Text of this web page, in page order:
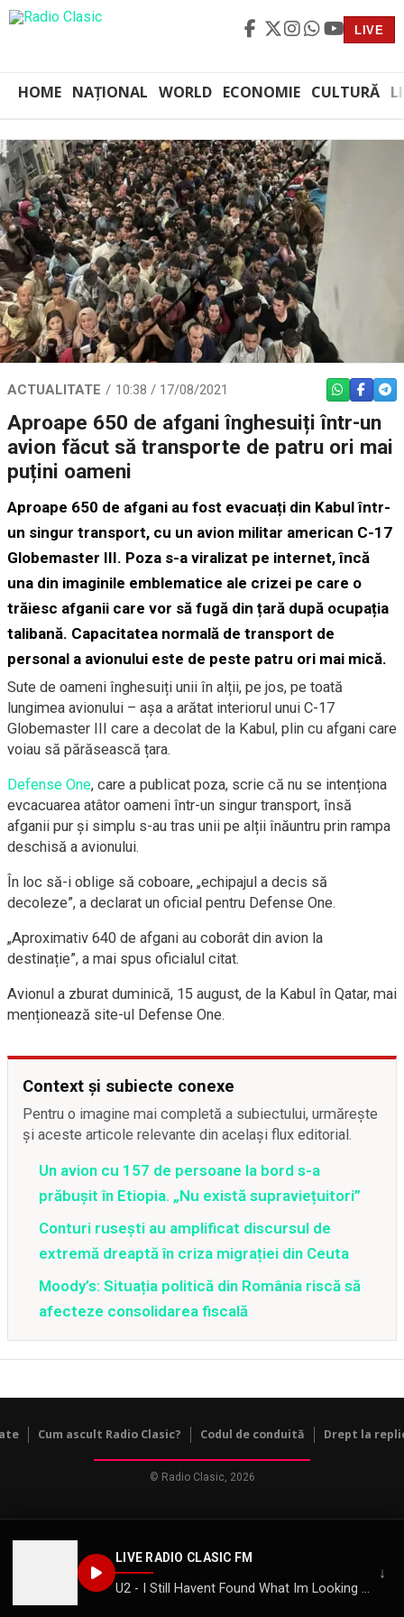
LIVE
HOME NAȚIONAL WORLD ECONOMIE CULTURĂ
LIVE RADIO CLASIC FM
U2 - I Still Havent Found What Im Looking For
↓
ACTUALITATE 10:38 / 17/08/2021 WHATSAPP
Aproape 650 de afgani înghesuiți într-un
avion făcut să transporte de patru ori mai
puțini oameni
Aproape 650 de afgani au fost evacuați din Kabul într-
un singur transport, cu un avion militar american C-17
Globemaster III. Poza s-a viralizat pe internet, încă
una din imaginile emblematice ale crizei pe care o
trăiesc afganii care vor să fugă din țară după ocupația
talibană. Capacitatea normală de transport de
personal a avionului este de peste patru ori mai mică.
Sute de oameni înghesuiți unii în alții, pe jos, pe toată
lungimea avionului – așa a arătat interiorul unui C-17
Globemaster III care a decolat de la Kabul, plin cu afgani care
voiau să părăsească țara.
Defense One, care a publicat poza, scrie că nu se intenționa
evcacuarea atâtor oameni într-un singur transport, însă
afganii pur și simplu s-au tras unii pe alții înăuntru prin rampa
deschisă a avionului.
În loc să-i oblige să coboare, „echipajul a decis să
decoleze”, a declarat un oficial pentru Defense One.
„Aproximativ 640 de afgani au coborât din avion la
destinație”, a mai spus oficialul citat.
Avionul a zburat duminică, 15 august, de la Kabul în Qatar, mai
menționează site-ul Defense One.
Context și subiecte conexe
Pentru o imagine mai completă a subiectului, urmărește
și aceste articole relevante din același flux editorial.
Un avion cu 157 de persoane la bord s-a
prăbușit în Etiopia. „Nu există supraviețuitori”
Conturi rusești au amplificat discursul de
extremă dreaptă în criza migrației din Ceuta
Moody’s: Situația politică din România riscă să
afecteze consolidarea fiscală
Cum ascult Radio Clasic? Codul de conduită Drept la
© Radio Clasic, 2026